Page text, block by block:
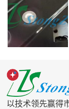
以技术领先赢得